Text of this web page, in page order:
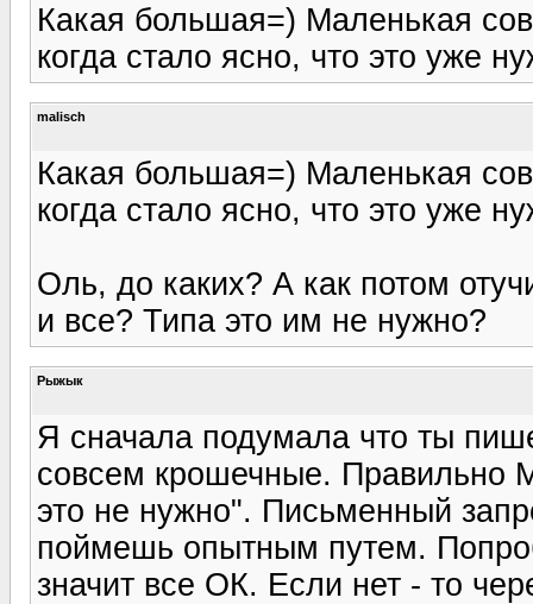
Какая большая=) Маленькая
когда стало ясно, что это уже
malisch
Какая большая=) Маленькая
когда стало ясно, что это уже
Оль, до каких? А как потом
и все? Типа это им не нужно?
Рыжык
Я сначала подумала что ты
совсем крошечные. Правильно
это не нужно". Письменный
поймешь опытным путем.
значит все ОК. Если нет - то